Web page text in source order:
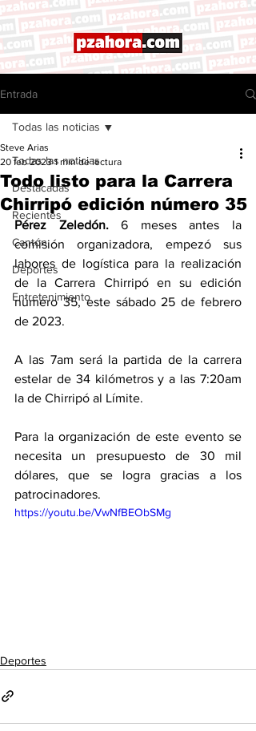
Entrada
Todas las noticias
Destacadas
Recientes
Cantón
Deportes
Entretenimiento
Todas las noticias
Todo listo para la Carrera
Chirripó edición número 35
Steve Arias
20 feb 2023 1 min de lectura
Pérez Zeledón. 6 meses antes la
comisión organizadora, empezó sus
labores de logística para la realización
de la Carrera Chirripó en su edición
número 35, este sábado 25 de febrero
de 2023.
A las 7am será la partida de la carrera
estelar de 34 kilómetros y a las 7:20am
la de Chirripó al Límite.
Para la organización de este evento se
necesita un presupuesto de 30 mil
dólares, que se logra gracias a los
patrocinadores.
https://youtu.be/VwNfBEObSMg
Deportes